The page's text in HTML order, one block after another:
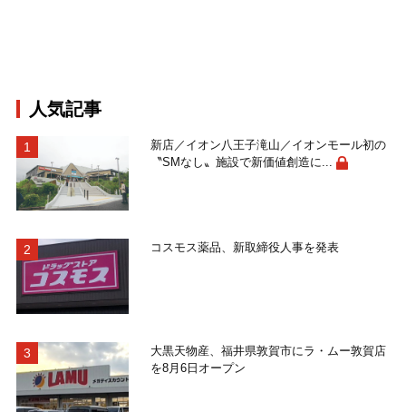
人気記事
新店／イオン八王子滝山／イオンモール初の
〝SMなし〟施設で新価値創造に...
コスモス薬品、新取締役人事を発表
大黒天物産、福井県敦賀市にラ・ムー敦賀店
を8月6日オープン